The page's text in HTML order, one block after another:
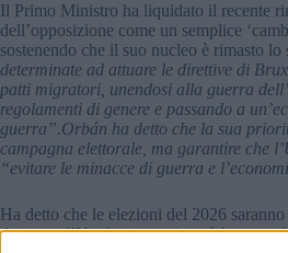
Il Primo Ministro ha liquidato il recente
dell’opposizione come un semplice
sostenendo che il suo nucleo è rimasto lo
determinate ad attuare le direttive di
patti migratori, unendosi alla guerra
regolamenti di genere e passando a
guerra”.Orbán ha detto che la sua
campagna elettorale, ma garantire che
“evitare le minacce di guerra e
Ha detto che le elezioni del 2026
decisivo: l’Ungheria continuerà la sua